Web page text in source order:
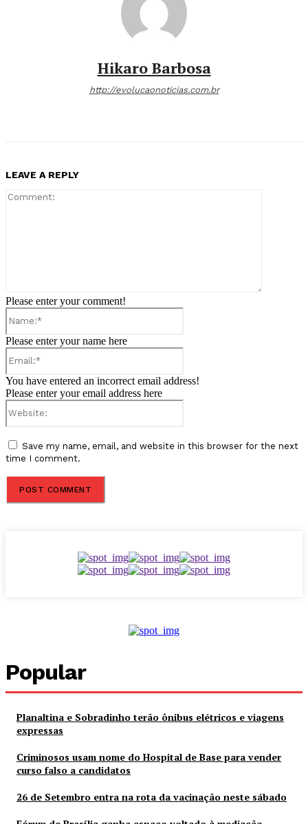
Hikaro Barbosa
http://evolucaonoticias.com.br
LEAVE A REPLY
Please enter your comment!
Please enter your name here
You have entered an incorrect email address!
Please enter your email address here
Save my name, email, and website in this browser for the next
time I comment.
Popular
Planaltina e Sobradinho terão ônibus elétricos e viagens
expressas
Criminosos usam nome do Hospital de Base para vender
curso falso a candidatos
26 de Setembro entra na rota da vacinação neste sábado